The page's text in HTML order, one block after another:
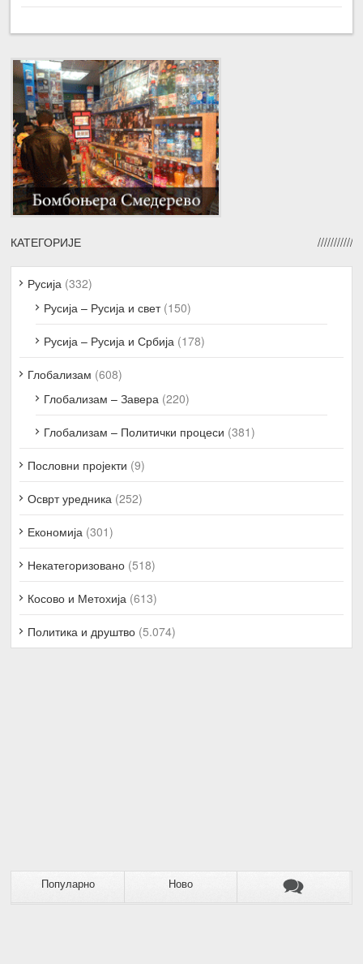
КАТЕГОРИЈЕ
Русија (332)
Русија – Русија и свет(150)
Русија – Русија и Србија (178)
Глобализам (608)
Глобализам – Завера (220)
Глобализам – Политички процеси (381)
Пословни пројекти (9)
Осврт уредника (252)
Економија (301)
Некатегоризовано (518)
Косово и Метохија (613)
Политика и друштво (5.074)
Популарно Ново